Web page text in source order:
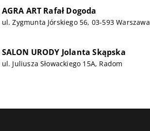
AGRA ART Rafał Dogoda
ul. Zygmunta Jórskiego 56, 03-593 Warszawa
SALON URODY Jolanta Skąpska
ul. Juliusza Słowackiego 15A, Radom